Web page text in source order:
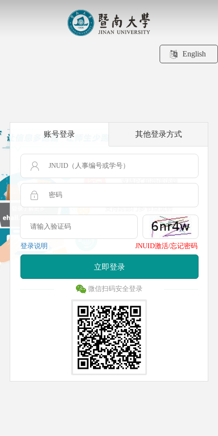
English
账号登录 其他登录方式
登录说明 JNUID激活/忘记密码
立即登录
微信扫码安全登录